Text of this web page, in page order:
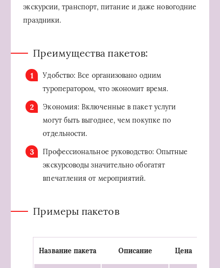
экскурсии, транспорт, питание и даже новогодние
праздники.
Преимущества пакетов:
Удобство: Все организовано одним
туроператором, что экономит время.
Экономия: Включенные в пакет услуги
могут быть выгоднее, чем покупке по
отдельности.
Профессиональное руководство: Опытные
экскурсоводы значительно обогатят
впечатления от мероприятий.
Примеры пакетов
Название пакета Описание Цена